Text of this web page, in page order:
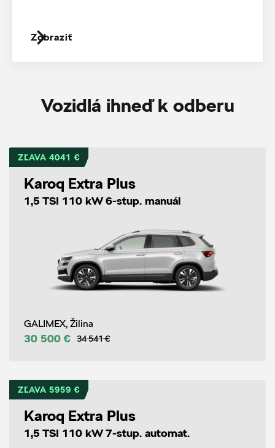
Zobraziť
Vozidlá ihneď k odberu
ZĽAVA 4041 €
Karoq Extra Plus
1,5 TSI 110 kW 6-stup. manuál
GALIMEX, Žilina
30 500 € 34 541 €
ZĽAVA 5959 €
Karoq Extra Plus
1,5 TSI 110 kW 7-stup. automat.